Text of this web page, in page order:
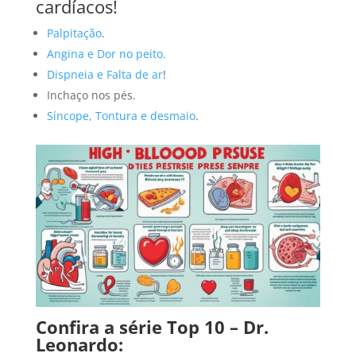
cardíacos!
Palpitação.
Angina e Dor no peito.
Dispneia e Falta de ar!
Inchaço nos pés.
Síncope, Tontura e desmaio.
Confira a série Top 10 – Dr.
Leonardo: